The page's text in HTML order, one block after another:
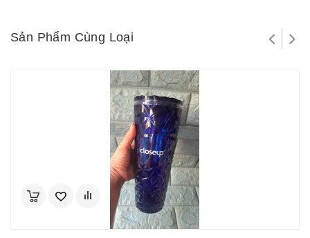
Sản Phẩm Cùng Loại